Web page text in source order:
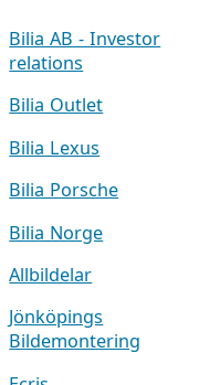
Bilia AB - Investor
relations
Bilia Outlet
Bilia Lexus
Bilia Porsche
Bilia Norge
Allbildelar
Jönköpings
Bildemontering